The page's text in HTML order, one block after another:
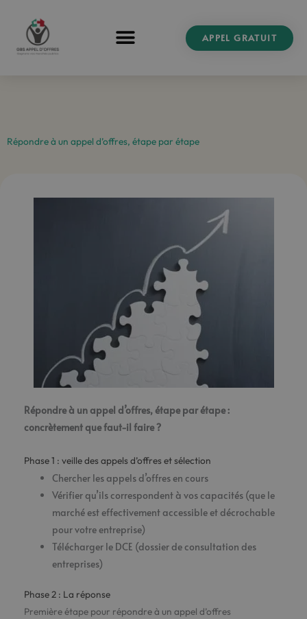
contenu
APPEL GRATUIT
Répondre à un appel d’offres, étape par étape
Répondre à un appel d’offres, étape par étape :
concrètement que faut-il faire ?
Phase 1 : veille des appels d’offres et sélection
Chercher les appels d’offres en cours
Vérifier qu’ils correspondent à vos capacités (que le
marché est effectivement accessible et décrochable
pour votre entreprise)
Télécharger le DCE (dossier de consultation des
entreprises)
Phase 2 : La réponse
Première étape pour répondre à un appel d’offres